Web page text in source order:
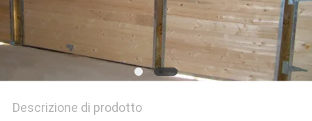
Descrizione di prodotto